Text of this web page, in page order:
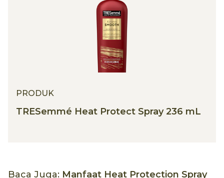
PRODUK
TRESemmé Heat Protect Spray 236 mL
Baca Juga: Manfaat Heat Protection Spray